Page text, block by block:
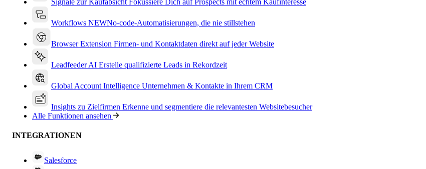
Signale zur Kaufabsicht Fokussiere Dich auf Prospects mit echtem Kaufinteresse
Workflows NEWNo-code-Automatisierungen, die nie stillstehen
Browser Extension Firmen- und Kontaktdaten direkt auf jeder Website
Leadfeeder AI Erstelle qualifizierte Leads in Rekordzeit
Global Account Intelligence Unternehmen & Kontakte in Ihrem CRM
Insights zu Zielfirmen Erkenne und segmentiere die relevantesten Websitebesucher
Alle Funktionen ansehen
INTEGRATIONEN
Salesforce